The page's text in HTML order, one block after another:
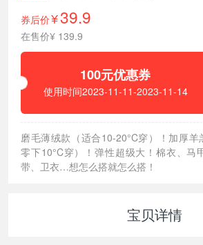
券后价¥39.9
在售价¥ 139.9
100元优惠券
使用时间2023-11-11-2023-11-14
磨毛薄绒款（适合10-20°C穿）！加厚
零下10°C穿）！弹性超级大！棉衣、马
带、卫衣…想怎么搭就怎么搭！
宝贝详情